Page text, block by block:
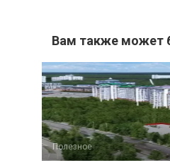
Вам также может
Полезное